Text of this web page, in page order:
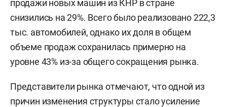
продажи новых машин из КНР в стране
снизились на 29%. Всего было реализовано 222,3
тыс. автомобилей, однако их доля в общем
объеме продаж сохранилась примерно на
уровне 43% из-за общего сокращения рынка.
Представители рынка отмечают, что одной из
причин изменения структуры стало усиление